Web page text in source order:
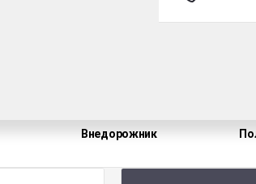
Внедорож­ник